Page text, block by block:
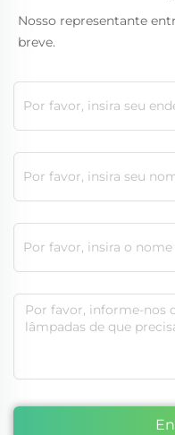
Nosso representante
breve.